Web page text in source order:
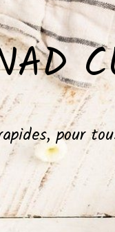
pour